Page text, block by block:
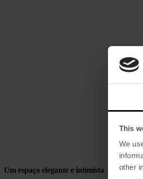
This
We
other
Um espaço elegante e intimista – um